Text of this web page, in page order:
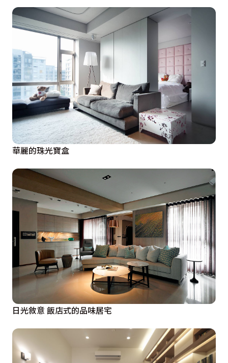
華麗的珠光寶盒
日光敘意 飯店式的品味居宅